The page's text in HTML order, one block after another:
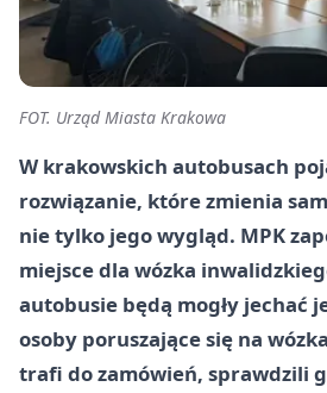
FOT. Urząd Miasta Krakowa
W krakowskich autobusach
rozwiązanie, które zmienia
nie tylko jego wygląd. MPK
miejsce dla wózka
autobusie będą mogły jechać
osoby poruszające się na
trafi do zamówień, sprawdzili